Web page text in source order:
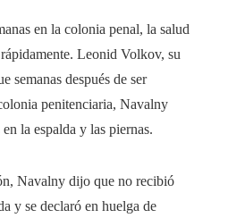
en la colonia penal, la salud
Leonid Volkov, su
semanas después de ser
penitenciaria, Navalny
la espalda y las piernas.
Navalny dijo que no recibió
y se declaró en huelga de